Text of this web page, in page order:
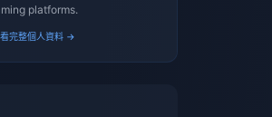
platforms.
完整個人資料 →